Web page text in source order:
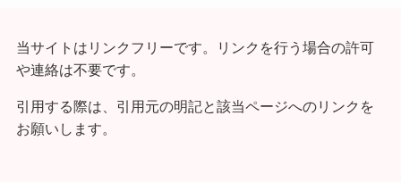
当サイトはリンクフリーです。リンクを行う場合の許可
や連絡は不要です。
引用する際は、引用元の明記と該当ページへのリンクを
お願いします。